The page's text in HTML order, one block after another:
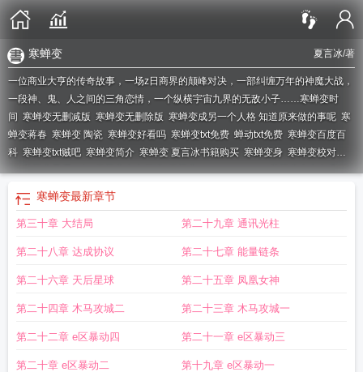
夏言冰/著
寒蝉变
一位商业大亨的传奇故事，一场z日商界的颠峰对决，一部纠缠万年的神魔大战，
一段神、鬼、人之间的三角恋情，一个纵横宇宙九界的无敌小子……寒蝉变时
间 寒蝉变无删减版 寒蝉变无删除版 寒蝉变成另一个人格 知道原来做的事呢 寒
蝉变蒋春 寒蝉变 陶瓷 寒蝉变好看吗 寒蝉变txt免费 蝉动txt免费 寒蝉变百度百
科 寒蝉变txt贼吧 寒蝉变简介 寒蝉变 夏言冰书籍购买 寒蝉变身 寒蝉变校对
txt寒蝉变是哪一年寒蝉变全文阅读寒蝉变quanwenxiazai寒蝉变全文免费阅
寒蝉变 夏言冰排行寒蝉变量的函数叫做什么函数
文 寒蝉变类似
本精校贼吧 寒蝉变心法 寒蝉变免费阅读寒蝉变形金刚寒蝉变态名场面
寒蝉变最新章节
第三十章 大结局 第二十九章 通讯光柱
第二十八章 达成协议 第二十七章 能量链条
第二十六章 天后星球 第二十五章 凤凰女神
第二十四章 木马攻城二 第二十三章 木马攻城一
第二十二章 e区暴动四 第二十一章 e区暴动三
第二十章 e区暴动二 第十九章 e区暴动一